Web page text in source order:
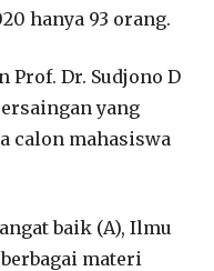
hanya 93 orang.
Prof. Dr. Sudjono D
yang
calon mahasiswa
baik (A), Ilmu
materi